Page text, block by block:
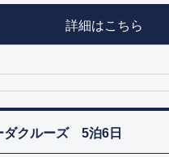
詳細はこちら
ダクルーズ 5泊6日